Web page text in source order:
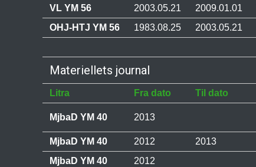
VL YM 56
2003.05.21 2009.01.01
OHJ-HTJ YM 56
1983.08.25 2003.05.21
Materiellets journal
Litra Fra dato Til dato
MjbaD YM 40 2013
MjbaD YM 40
2012 2013
MjbaD YM 40
2012